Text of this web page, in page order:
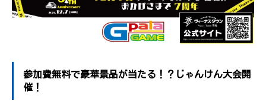
参加費無料で豪華景品が当たる！？じゃんけん大会開
催！